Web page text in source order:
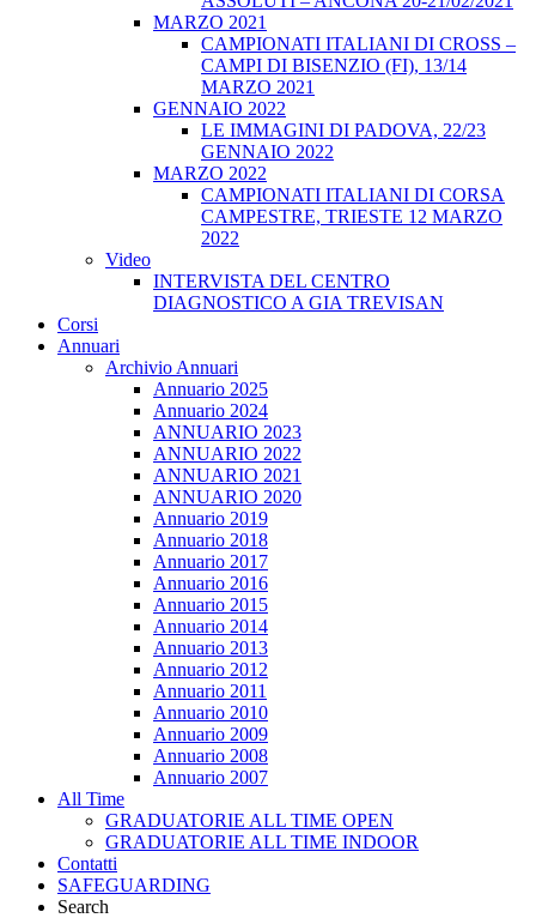
MARZO 2021
CAMPIONATI ITALIANI DI CROSS –
CAMPI DI BISENZIO (FI), 13/14
MARZO 2021
GENNAIO 2022
LE IMMAGINI DI PADOVA, 22/23
GENNAIO 2022
MARZO 2022
CAMPIONATI ITALIANI DI CORSA
CAMPESTRE, TRIESTE 12 MARZO
2022
Video
INTERVISTA DEL CENTRO
DIAGNOSTICO A GIA TREVISAN
Corsi
Annuari
Archivio Annuari
Annuario 2025
Annuario 2024
ANNUARIO 2023
ANNUARIO 2022
ANNUARIO 2021
ANNUARIO 2020
Annuario 2019
Annuario 2018
Annuario 2017
Annuario 2016
Annuario 2015
Annuario 2014
Annuario 2013
Annuario 2012
Annuario 2011
Annuario 2010
Annuario 2009
Annuario 2008
Annuario 2007
All Time
GRADUATORIE ALL TIME OPEN
GRADUATORIE ALL TIME INDOOR
Contatti
SAFEGUARDING
Search